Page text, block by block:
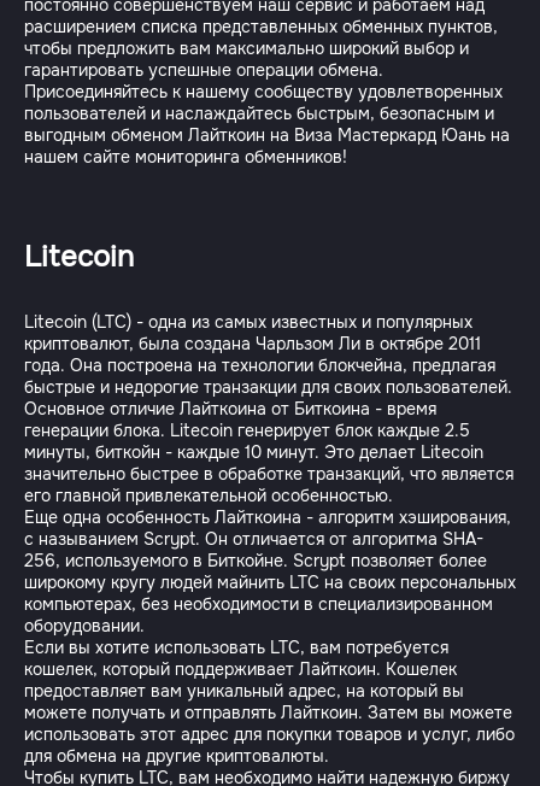
постоянно совершенствуем наш сервис и работаем над
расширением списка представленных обменных пунктов,
чтобы предложить вам максимально широкий выбор и
гарантировать успешные операции обмена.
Присоединяйтесь к нашему сообществу удовлетворенных
пользователей и наслаждайтесь быстрым, безопасным и
выгодным обменом Лайткоин на Виза Мастеркард Юань на
Litecoin
Litecoin (LTC) - одна из самых известных и популярных
криптовалют, была создана Чарльзом Ли в октябре 2011
года. Она построена на технологии блокчейна, предлагая
быстрые и недорогие транзакции для своих пользователей.
Основное отличие Лайткоина от Биткоина - время
генерации блока. Litecoin генерирует блок каждые 2.5
минуты, биткойн - каждые 10 минут. Это делает Litecoin
значительно быстрее в обработке транзакций, что является
его главной привлекательной особенностью.
Еще одна особенность Лайткоина - алгоритм хэширования,
с называнием Scrypt. Он отличается от алгоритма SHA-
256, используемого в Биткойне. Scrypt позволяет более
широкому кругу людей майнить LTC на своих персональных
компьютерах, без необходимости в специализированном
оборудовании.
Если вы хотите использовать LTC, вам потребуется
кошелек, который поддерживает Лайткоин. Кошелек
предоставляет вам уникальный адрес, на который вы
можете получать и отправлять Лайткоин. Затем вы можете
использовать этот адрес для покупки товаров и услуг, либо
для обмена на другие криптовалюты.
Чтобы купить LTC, вам необходимо найти надежную биржу